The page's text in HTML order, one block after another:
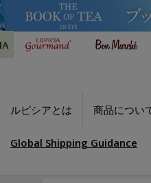
ルピシアとは 商品につい
Global Shipping Guidance